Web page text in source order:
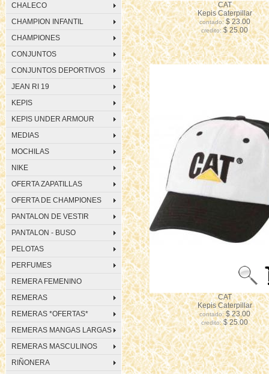
CHALECO
CHAMPION INFANTIL
CHAMPIONES
CONJUNTOS
CONJUNTOS DEPORTIVOS
JEAN RI 19
KEPIS
KEPIS UNDER ARMOUR
MEDIAS
MOCHILAS
NIKE
OFERTA ZAPATILLAS
OFERTA DE CHAMPIONES
PANTALON DE VESTIR
PANTALON - BUSO
PELOTAS
PERFUMES
REMERA FEMENINO
REMERAS
REMERAS *OFERTAS*
REMERAS MANGAS LARGAS
REMERAS MASCULINOS
RIÑONERA
CAT
Kepis Caterpillar
contado:$ 23.00
credito:$ 25.00
CAT
Kepis Caterpillar
contado:$ 23.00
credito:$ 25.00